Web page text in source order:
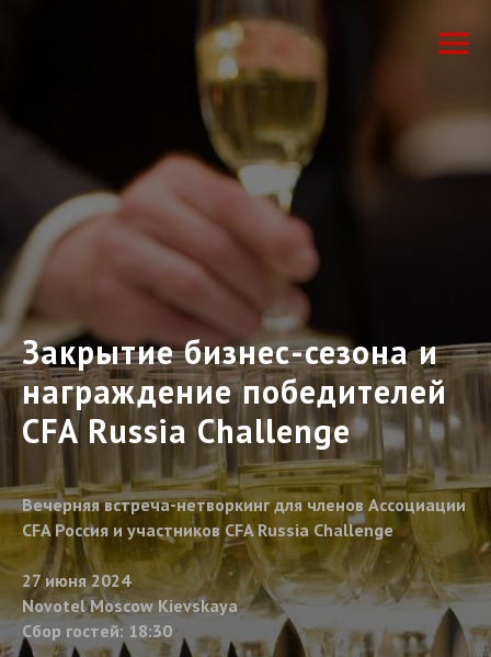
Закрытие бизнес-сезона и
награждение победителей
CFA Russia Challenge
Вечерняя встреча-нетворкинг для членов Ассоциации
CFA Россия и участников CFA Russia Challenge
27 июня 2024
Novotel Moscow Kievskaya
Сбор гостей: 18:30